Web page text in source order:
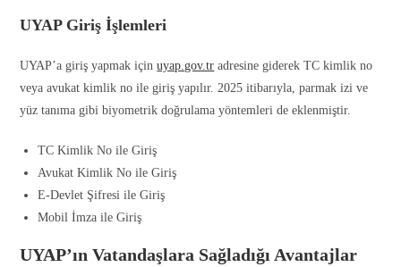
UYAP Giriş İşlemleri
UYAP’a giriş yapmak içinuyap.gov.tr adresine giderek TC kimlik no
veya avukat kimlik no ile giriş yapılır. 2025 itibarıyla, parmak izi ve
yüz tanıma gibi biyometrik doğrulama yöntemleri de eklenmiştir.
TC Kimlik No ile Giriş
Avukat Kimlik No ile Giriş
E-Devlet Şifresi ile Giriş
Mobil İmza ile Giriş
UYAP’ın Vatandaşlara Sağladığı Avantajlar